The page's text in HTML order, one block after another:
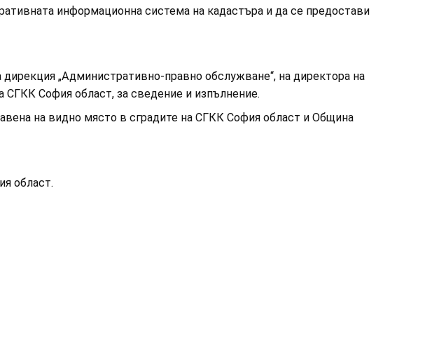
информационна система на кадастъра и да се предостави
„Административно-правно обслужване“, на директора на
София област, за сведение и изпълнение.
на видно място в сградите на СГКК София област и Община
област.